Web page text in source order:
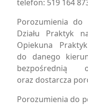
telefon: 519 164
Porozumienia do
Działu Praktyk
Opiekuna
do danego
bezpośrednią
oraz dostarcza
Porozumienia do